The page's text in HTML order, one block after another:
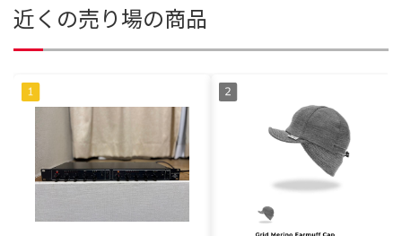
近くの売り場の商品